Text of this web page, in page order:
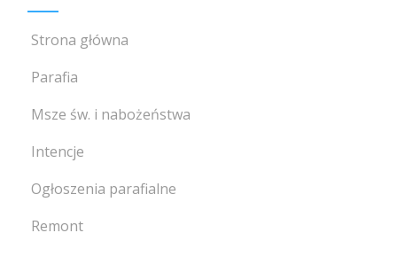
Strona główna
Parafia
Msze św. i nabożeństwa
Intencje
Ogłoszenia parafialne
Remont